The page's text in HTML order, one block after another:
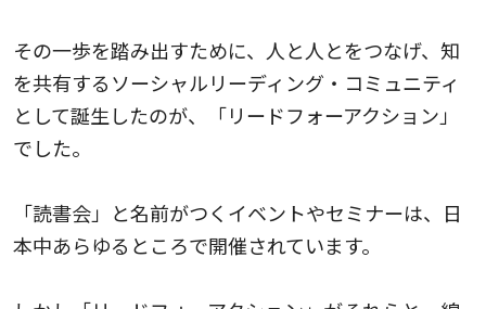
その一歩を踏み出すために、人と人とをつなげ、知
を共有するソーシャルリーディング・コミュニティ
として誕生したのが、「リードフォーアクション」
でした。
「読書会」と名前がつくイベントやセミナーは、日
本中あらゆるところで開催されています。